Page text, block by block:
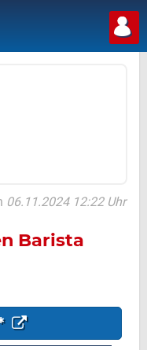
06.11.2024 12:22 Uhr
Barista